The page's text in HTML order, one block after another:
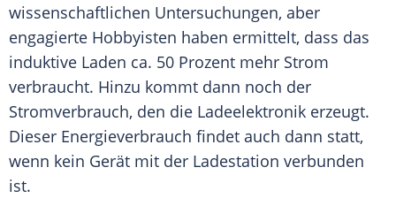
wissenschaftlichen Untersuchungen, aber
engagierte Hobbyisten haben ermittelt, dass das
induktive Laden ca. 50 Prozent mehr Strom
verbraucht. Hinzu kommt dann noch der
Stromverbrauch, den die Ladeelektronik erzeugt.
Dieser Energieverbrauch findet auch dann statt,
wenn kein Gerät mit der Ladestation verbunden
ist.